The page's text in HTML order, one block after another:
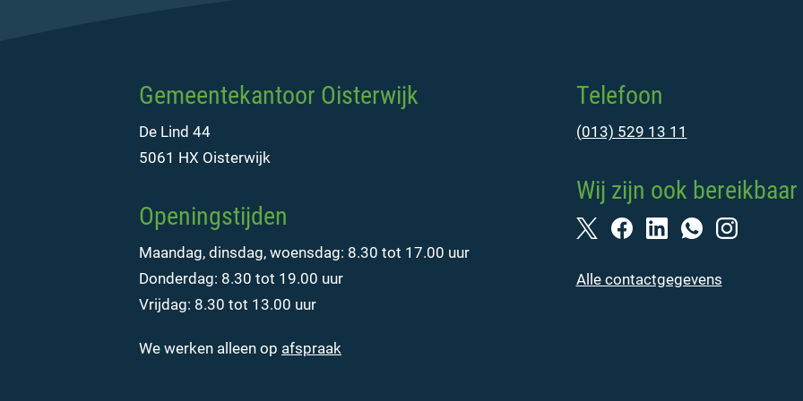
Gemeentekantoor Oisterwijk
De Lind 44
5061 HX Oisterwijk
Openingstijden
Maandag, dinsdag, woensdag: 8.30 tot 17.00 uur
Donderdag: 8.30 tot 19.00 uur
Vrijdag: 8.30 tot 13.00 uur
We werken alleen op afspraak
Telefoon
(013) 529 13 11
Wij zijn ook bereikbaar
Alle contactgegevens